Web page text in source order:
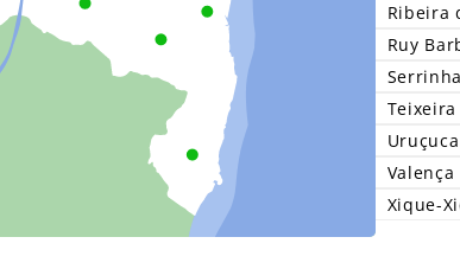
Ribeira
Ruy
Serrinha
Uruçuca
Valença
Xique-